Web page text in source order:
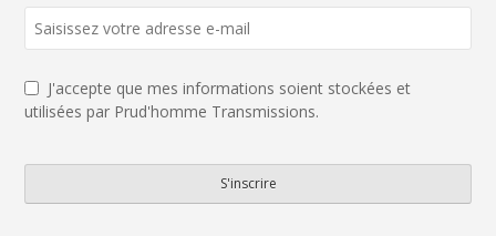
Website *
J'accepte que mes informations soient stockées et
utilisées par Prud'homme Transmissions.
S'inscrire